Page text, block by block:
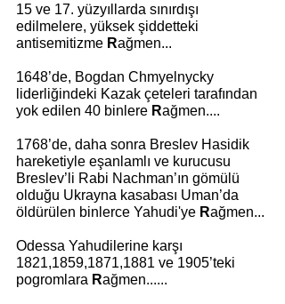
15 ve 17. yüzyıllarda sınırdışı
edilmelere, yüksek şiddetteki
antisemitizme Rağmen...
1648’de, Bogdan Chmyelnycky
liderliğindeki Kazak çeteleri tarafından
yok edilen 40 binlere Rağmen....
1768’de, daha sonra Breslev Hasidik
hareketiyle eşanlamlı ve kurucusu
Breslev’li Rabi Nachman’ın gömülü
olduğu Ukrayna kasabası Uman’da
öldürülen binlerce Yahudi'ye Rağmen...
Odessa Yahudilerine karşı
1821,1859,1871,1881 ve 1905’teki
pogromlara Rağmen......